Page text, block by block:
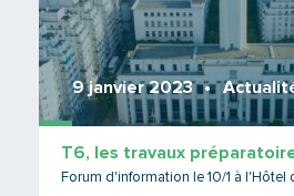
9 janvier 2023
T6, les travaux